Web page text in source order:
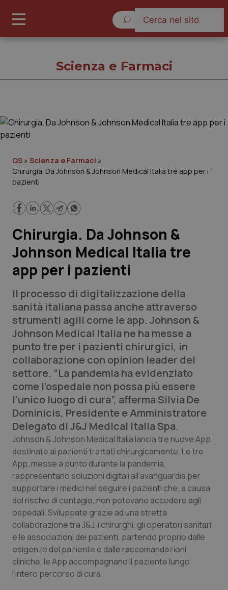
Governo e Parlamento
Regioni e Asl
Lavoro e Professioni
Scienza e Farmaci
Studi e Analisi
Lettere al direttore
Edizioni Regionali
QS Pro
Professionisti Sanitari.AI
Abruzzo
Basilicata
Calabria
Campania
Emilia-Romagna
Friuli Venezia Giulia
Lazio
QS Pro Gold
Artrite & artrosi
Asma & BPCO
Car-T
Colesterolo & coronaropatie
Dermatite Atopica
Diabete & glucometri
QS Club Newsletter
Scienza e Farmaci
QS » Scienza e Farmaci »
Chirurgia. Da Johnson & Johnson Medical Italia tre app per i
pazienti
Chirurgia. Da Johnson &
Johnson Medical Italia tre
app per i pazienti
Il processo di digitalizzazione della
sanità italiana passa anche attraverso
strumenti agili come le app. Johnson &
Johnson Medical Italia ne ha messe a
punto tre per i pazienti chirurgici, in
collaborazione con opinion leader del
settore. “La pandemia ha evidenziato
come l’ospedale non possa più essere
l’unico luogo di cura”, afferma Silvia De
Dominicis, Presidente e Amministratore
Delegato di J&J Medical Italia Spa.
Johnson & Johnson Medical Italia lancia tre nuove App
destinate ai pazienti trattati chirurgicamente. Le tre
App, messe a punto durante la pandemia,
rappresentano soluzioni digitali all’avanguardia per
supportare i medici nel seguire i pazienti che, a causa
del rischio di contagio, non potevano accedere agli
ospedali. Sviluppate grazie ad una stretta
collaborazione tra J&J, i chirurghi, gli operatori sanitari
e le associazioni dei pazienti, partendo proprio dalle
esigenze del paziente e dalle raccomandazioni
cliniche, le App accompagnano il paziente lungo
l’intero percorso di cura.